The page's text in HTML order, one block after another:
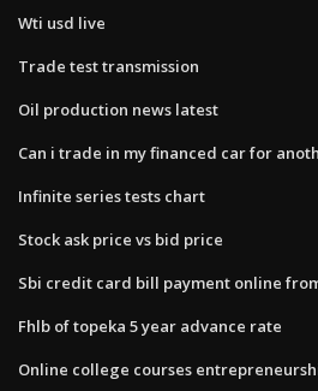
Wti usd live
Trade test transmission
Oil production news latest
Can i trade in my financed car for
Infinite series tests chart
Stock ask price vs bid price
Sbi credit card bill payment online
Fhlb of topeka 5 year advance rate
Online college courses